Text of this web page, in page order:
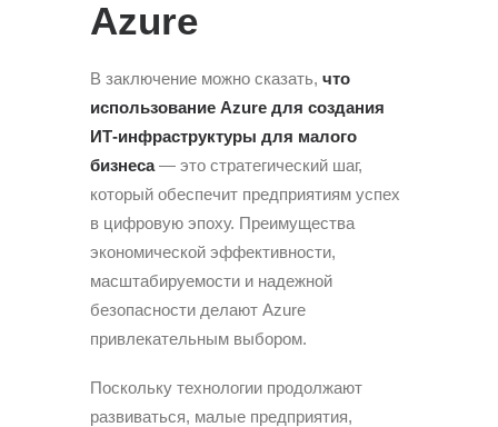
Azure
В заключение можно сказать, что
использование Azure для создания
ИТ-инфраструктуры для малого
бизнеса— это стратегический шаг,
который обеспечит предприятиям успех
в цифровую эпоху. Преимущества
экономической эффективности,
масштабируемости и надежной
безопасности делают Azure
привлекательным выбором.
Поскольку технологии продолжают
развиваться, малые предприятия,